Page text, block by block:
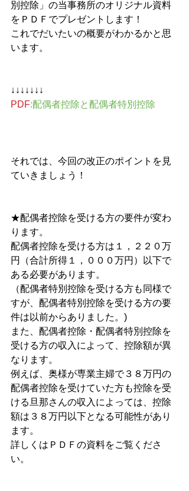
別控除」の当事務所のオリジナル資料
をＰＤＦでプレゼントします！
これでだいたいの概要がわかるかと思
います。
↓↓↓↓↓↓↓
PDF:配偶者控除と配偶者特別控除
それでは、今回の改正のポイントを見
ていきましょう！
★配偶者控除を受ける方の要件が変わ
ります。
配偶者控除を受ける方は１，２２０万
円（合計所得１，０００万円）以下で
ある必要があります。
（配偶者特別控除を受ける方も同様で
すが、配偶者特別控除を受ける方の要
件は以前からありました。)
また、配偶者控除・配偶者特別控除を
受ける方の収入によって、控除額が異
なります。
例えば、奥様が専業主婦で３８万円の
配偶者控除を受けていた方も控除を受
ける旦那さんの収入によっては、控除
額は３８万円以下となる可能性があり
ます。
詳しくはＰＤＦの資料をご覧くださ
い。